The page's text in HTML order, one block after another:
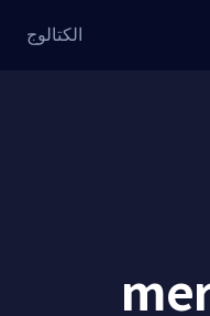
الكتالوج